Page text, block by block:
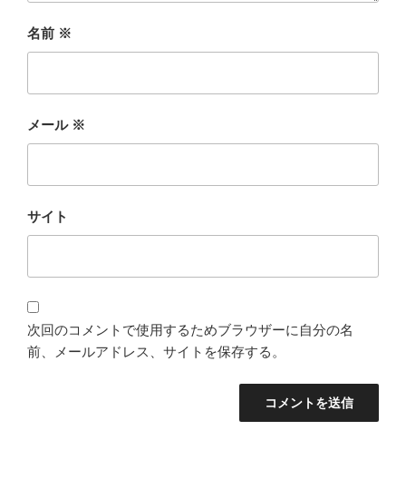
名前 ※
メール ※
サイト
次回のコメントで使用するためブラウザーに自分の名
前、メールアドレス、サイトを保存する。